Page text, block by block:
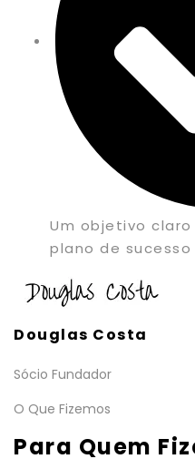
Um objetivo
plano de sucesso
Douglas Costa
Sócio Fundador
O Que Fizemos
Para Quem